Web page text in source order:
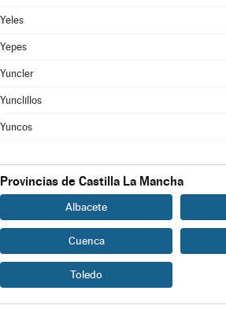
Yeles
Yepes
Yuncler
Yunclillos
Yuncos
Provincias de Castilla La Mancha
Albacete
Cuenca
Toledo